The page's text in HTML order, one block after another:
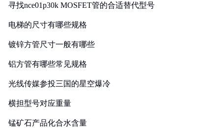
寻找nce01p30k MOSFET管的合适替代型号
电梯的尺寸有哪些规格
镀锌方管尺寸一般有哪些
铝方管有哪些常见规格
光线传媒参投三国的星空爆冷
横担型号对应重量
锰矿石产品化合水含量